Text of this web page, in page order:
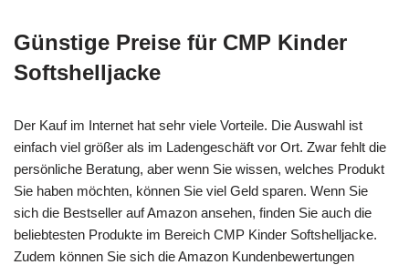
Günstige Preise für CMP Kinder
Softshelljacke
Der Kauf im Internet hat sehr viele Vorteile. Die Auswahl ist
einfach viel größer als im Ladengeschäft vor Ort. Zwar fehlt die
persönliche Beratung, aber wenn Sie wissen, welches Produkt
Sie haben möchten, können Sie viel Geld sparen. Wenn Sie
sich die Bestseller auf Amazon ansehen, finden Sie auch die
beliebtesten Produkte im Bereich CMP Kinder Softshelljacke.
Zudem können Sie sich die Amazon Kundenbewertungen